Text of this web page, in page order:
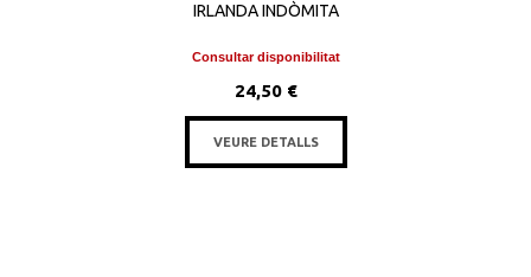
IRLANDA INDÒMITA
Consultar disponibilitat
24,50 €
VEURE DETALLS